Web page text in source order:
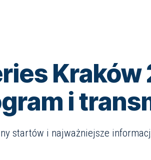
i
startów i najważniejsze